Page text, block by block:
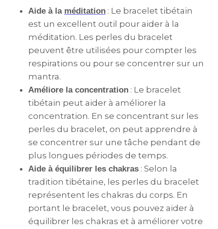
Aide à la méditation : Le bracelet tibétain
est un excellent outil pour aider à la
méditation. Les perles du bracelet
peuvent être utilisées pour compter les
respirations ou pour se concentrer sur un
mantra.
Améliore la concentration : Le bracelet
tibétain peut aider à améliorer la
concentration. En se concentrant sur les
perles du bracelet, on peut apprendre à
se concentrer sur une tâche pendant de
plus longues périodes de temps.
Aide à équilibrer les chakras : Selon la
tradition tibétaine, les perles du bracelet
représentent les chakras du corps. En
portant le bracelet, vous pouvez aider à
équilibrer les chakras et à améliorer votre